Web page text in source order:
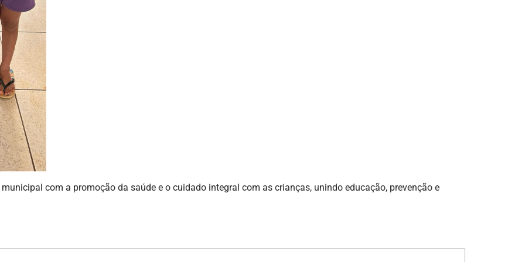
com a promoção da saúde e o cuidado integral com as crianças, unindo educação, prevenção e